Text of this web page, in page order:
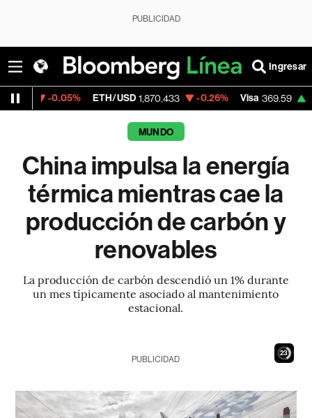
PUBLICIDAD
Ingresar
ETH/USD 1,870.433 -0.26% Visa 369.59 +1.07%
MUNDO
China impulsa la energía
térmica mientras cae la
producción de carbón y
renovables
La producción de carbón descendió un 1% durante
un mes típicamente asociado al mantenimiento
estacional.
22
PUBLICIDAD